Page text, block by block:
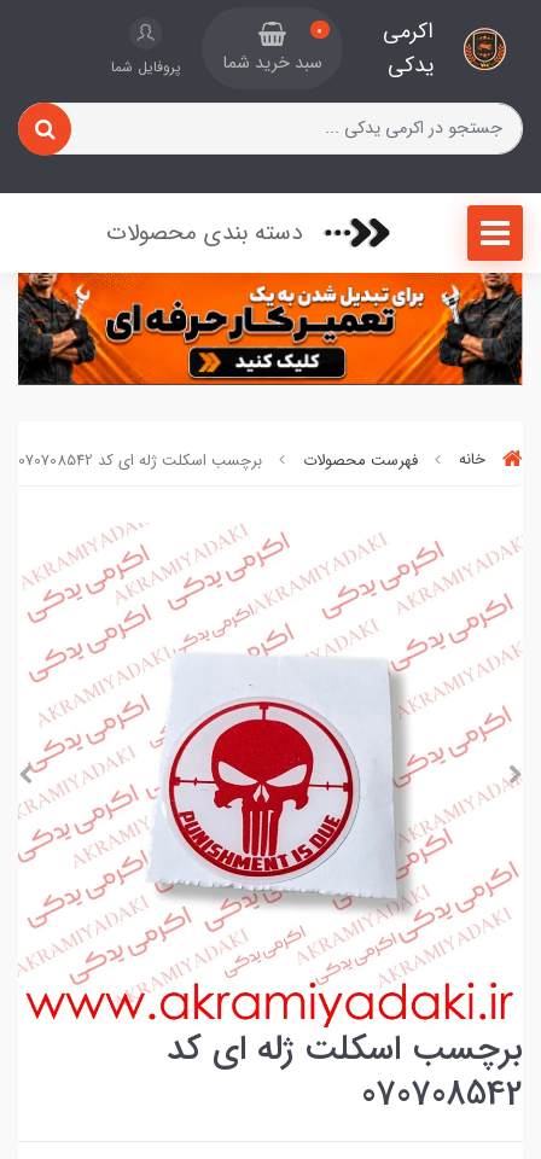
اکرمی
یدکی
0
سبد خرید شما پروفایل شما
دسته بندی محصولات
خانه فهرست محصولات برچسب اسکلت ژله ای کد 070708542
برچسب اسکلت ژله ای کد
070708542